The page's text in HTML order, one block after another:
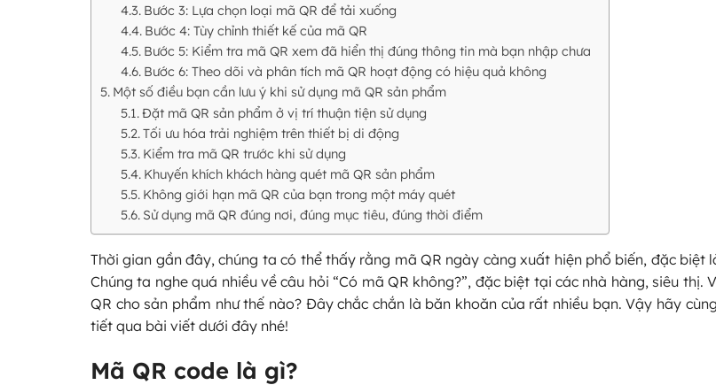
Bước 3: Lựa chọn loại mã QR để tải xuống
Bước 4: Tùy chỉnh thiết kế của mã QR
Bước 5: Kiểm tra mã QR xem đã hiển thị đúng thông tin mà bạn nhập chưa
Bước 6: Theo dõi và phân tích mã QR hoạt động có hiệu quả không
Một số điều bạn cần lưu ý khi sử dụng mã QR sản phẩm
Đặt mã QR sản phẩm ở vị trí thuận tiện sử dụng
Tối ưu hóa trải nghiệm trên thiết bị di động
Kiểm tra mã QR trước khi sử dụng
Khuyến khích khách hàng quét mã QR sản phẩm
Không giới hạn mã QR của bạn trong một máy quét
Sử dụng mã QR đúng nơi, đúng mục tiêu, đúng thời điểm
Thời gian gần đây, chúng ta có thể thấy rằng mã QR ngày càng xuất hiện phổ biến, đặc biệt
Chúng ta nghe quá nhiều về câu hỏi “Có mã QR không?”, đặc biệt tại các nhà hàng, siêu thị.
QR cho sản phẩm như thế nào? Đây chắc chắn là băn khoăn của rất nhiều bạn. Vậy hãy
tiết qua bài viết dưới đây nhé!
Mã QR code là gì?